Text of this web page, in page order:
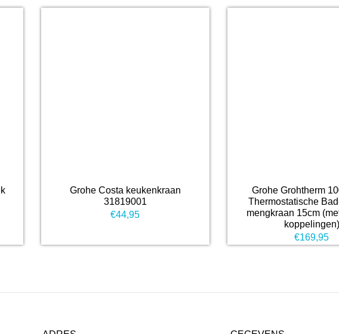
Grohe Costa keukenkraan
31819001
€44,95
Grohe Grohtherm
Thermostatische
mengkraan 15cm
koppelingen)
€169,95